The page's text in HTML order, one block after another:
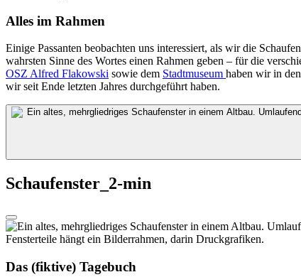
Alles im Rahmen
Einige Passanten beobachten uns interessiert, als wir die
wahrsten Sinne des Wortes einen Rahmen geben – für die
OSZ Alfred Flakowski sowie dem Stadtmuseum haben wir in
wirseit Ende letzten Jahres durchgeführt haben.
Schaufenster_2-min
Das (fiktive) Tagebuch